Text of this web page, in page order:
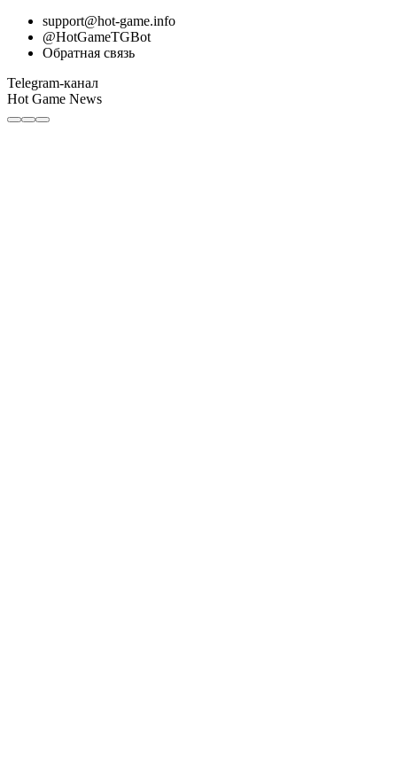
support@hot-game.info
@HotGameTGBot
Обратная связь
Telegram-канал
Hot Game News